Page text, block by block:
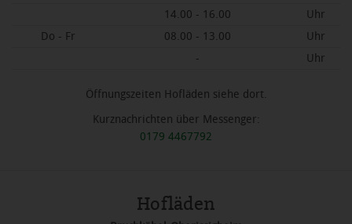
14.00 - 16.00
Uhr
Do - Fr
08.00 - 13.00
Uhr
-
Uhr
Öffnungszeiten Hofläden siehe dort.
Kurznachrichten über Messenger:
0179 4467792
Hofläden